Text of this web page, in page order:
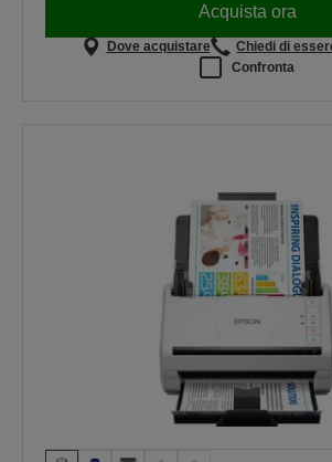
Acquista ora
Dove acquistare
Chiedi di
Confronta